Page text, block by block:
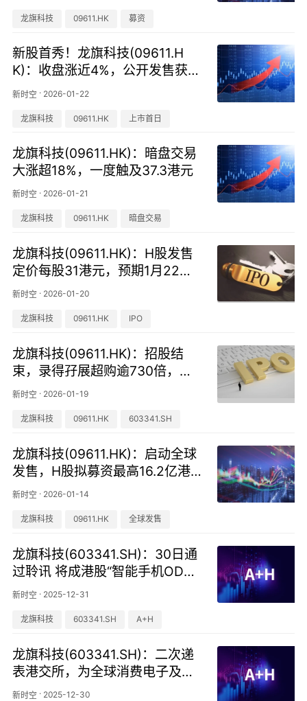
龙旗科技 09611.HK 募资
新股首秀！龙旗科技(09611.H
K)：收盘涨近4%，公开发售获超
千倍认购
新时空 · 2026-01-22
龙旗科技 09611.HK 上市首日
龙旗科技(09611.HK)：暗盘交易
大涨超18%，一度触及37.3港元
新时空 · 2026-01-21
龙旗科技 09611.HK 暗盘交易
龙旗科技(09611.HK)：H股发售
定价每股31港元，预期1月22日
上市
新时空 · 2026-01-20
龙旗科技 09611.HK IPO
龙旗科技(09611.HK)：招股结
束，录得孖展超购逾730倍，为
全球最大智能手机ODM厂商
新时空 · 2026-01-19
龙旗科技 09611.HK 603341.SH
龙旗科技(09611.HK)：启动全球
发售，H股拟募资最高16.2亿港
元
新时空 · 2026-01-14
龙旗科技 09611.HK 全球发售
龙旗科技(603341.SH)：30日通
过聆讯 将成港股“智能手机ODM
第一股”
新时空 · 2025-12-31
龙旗科技 603341.SH A+H
龙旗科技(603341.SH)：二次递
表港交所，为全球消费电子及智
能手机ODM龙头
新时空 · 2025-12-30